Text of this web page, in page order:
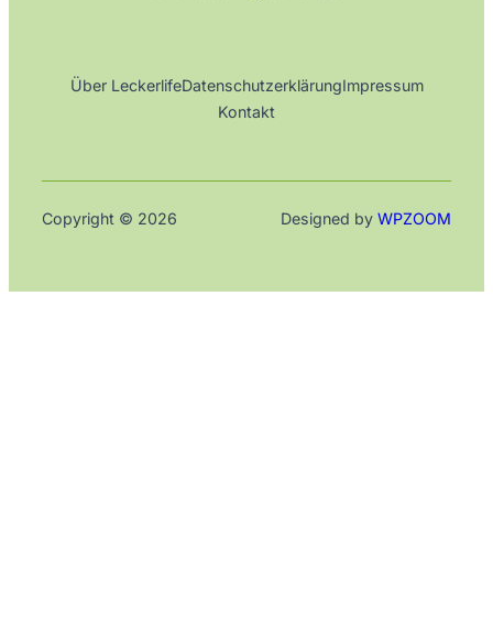
Über LeckerlifeDatenschutzerklärungImpressum
Kontakt
Copyright © 2026 Designed by WPZOOM